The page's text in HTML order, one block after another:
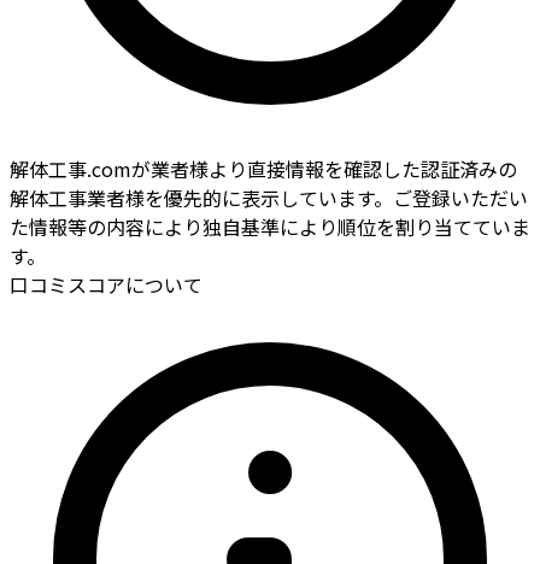
解体工事.comが業者様より直接情報を確認した認証済みの
解体工事業者様を優先的に表示しています。ご登録いただい
た情報等の内容により独自基準により順位を割り当てていま
す。
口コミスコアについて